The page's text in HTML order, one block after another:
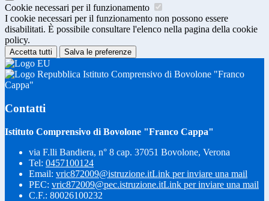
Cookie necessari per il funzionamento
I cookie necessari per il funzionamento non possono essere
disabilitati. È possibile consultare l'elenco nella pagina della cookie
policy.
Accetta tutti Salva le preferenze
Istituto Comprensivo di Bovolone "Franco
Cappa"
Contatti
Istituto Comprensivo di Bovolone "Franco Cappa"
via F.lli Bandiera, n° 8 cap. 37051 Bovolone, Verona
Tel: 0457100124
Email: vric872009@istruzione.itLink per inviare una mail
PEC: vric872009@pec.istruzione.itLink per inviare una mail
C.F.: 80026100232